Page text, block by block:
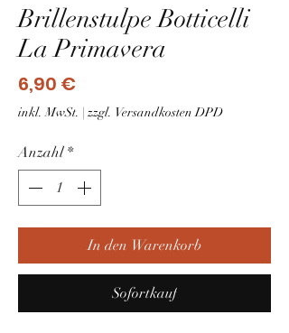
Brillenstulpe Botticelli
La Primavera
6,90 €
inkl. MwSt. | zzgl. Versandkosten DPD
Anzahl *
In den Warenkorb
Sofortkauf